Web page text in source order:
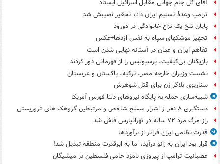
آقای گل جام جهانی مقابل اسرائیل ایستاد
ترامپ وعدۀ تسلیم ایران داد، تحقیر نصیبش شد
پایان تلخ یک نزاع خانوادگی در دورود
تجهیز موشکهای سپاه به نفس اژدها+عکس
تفاهم ایران و عمان در آستانه نهایی شدن است
بازیکنان بی‌کیفیت، پرسپولیس را از قهرمانی دور کردند
نشست وزیران خارجه مصر، ترکیه، پاکستان و عربستان
سناریوی بلاگر زن برای قتل شوهرش
شبیه‌سازی حمله به پایگاه نیروهای دلتا فورس آمریکا
دستگیری ۸ نفر از اشرار مسلح شاخص و مرتبطین گروهک های تروریستی
راز مرگ مرد ۷۲ ساله در تهرانپارس فاش شد
قدرت نظامی ایران فراتر از برآوردها
قرار بود ایران به زانو درآید، اما به ابرقدرت منطقه تبدیل شد!
عصبانیت ترامپ از پیروزی نامزد حامی فلسطین در میشیگان